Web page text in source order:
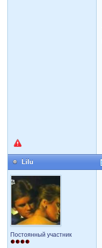
Lilu
Постоянный участник